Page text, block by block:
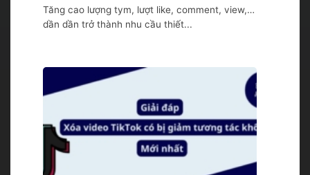
Tăng cao lượng tym, lượt like, comment, view,…
dần dần trở thành nhu cầu thiết...